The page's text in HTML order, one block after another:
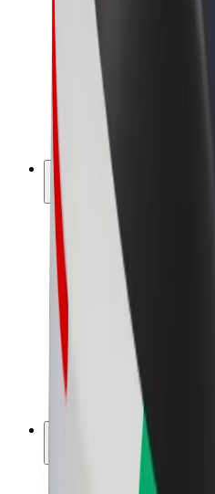
Bolt Food
Bolt Drive
Bolt for Business
Vélos électriques
Bolt Plus
Générez des revenus avec Bolt
Chauffeur
Revenus du chauffeur
Revenus du livreur
Commerçants Bolt Food
Rejoignez-nous